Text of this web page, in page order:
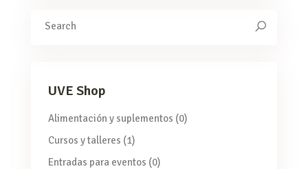
UVE Shop
Alimentación y suplementos (0)
Cursos y talleres (1)
Entradas para eventos (0)